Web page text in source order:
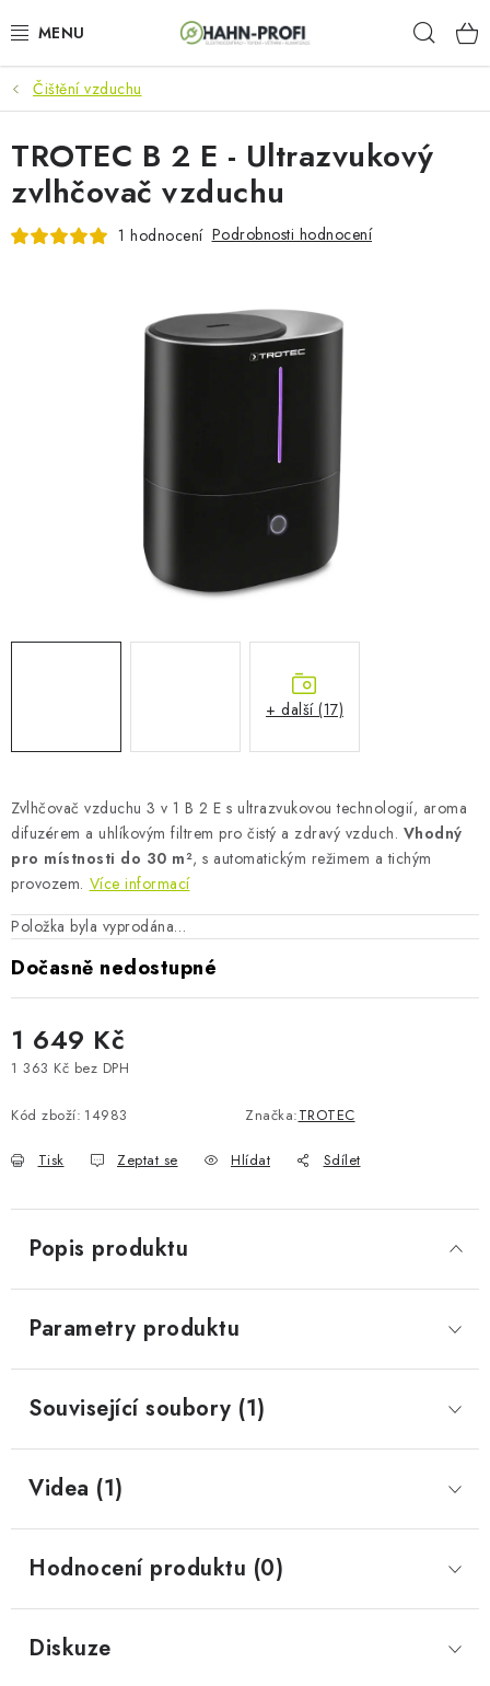
na
KLIMATIZACE
ELEKTROCENTRÁLY
ZAHRADNÍ TECHNIKA
AKUMULAČNÍ KAMNA
ELEKTRICKÉ KRBY
Reklamace
Ochrana osobních údajů
Návody
Novinky Blog Reference Katalog
Čištění vzduchu
Zvlhčovač vzduchu 3 v 1 B 2 E s ultrazvukovou technologií, aroma
difuzérem a uhlíkovým filtrem pro čistý a zdravý vzduch. Vhodný
pro místnosti do 30 m², s automatickým režimem a tichým
provozem. Více informací
Položka byla vyprodána…
Dočasně nedostupné
1 649 Kč
1 363 Kč bez DPH
Kód zboží: 14983 Značka:TROTEC
Tisk Zeptat se Hlídat Sdílet
TROTEC B 2 E - Ultrazvukový
zvlhčovač vzduchu
1 hodnocení Podrobnosti hodnocení
+ další (17)
Popis produktu
Parametry produktu
Související soubory (1)
Videa (1)
Hodnocení produktu (0)
Diskuze